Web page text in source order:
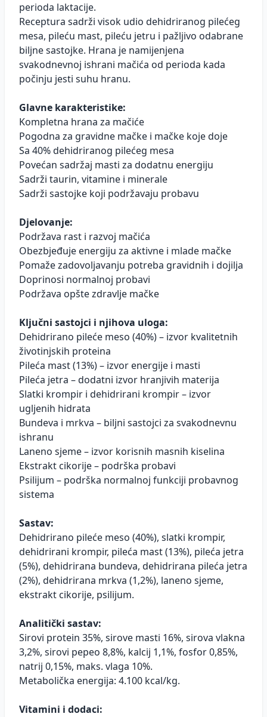
perioda laktacije.
Receptura sadrži visok udio dehidriranog pilećeg
mesa, pileću mast, pileću jetru i pažljivo odabrane
biljne sastojke. Hrana je namijenjena
svakodnevnoj ishrani mačića od perioda kada
počinju jesti suhu hranu.
Glavne karakteristike:
Kompletna hrana za mačiće
Pogodna za gravidne mačke i mačke koje doje
Sa 40% dehidriranog pilećeg mesa
Povećan sadržaj masti za dodatnu energiju
Sadrži taurin, vitamine i minerale
Sadrži sastojke koji podržavaju probavu
Djelovanje:
Podržava rast i razvoj mačića
Obezbjeđuje energiju za aktivne i mlade mačke
Pomaže zadovoljavanju potreba gravidnih i dojilja
Doprinosi normalnoj probavi
Podržava opšte zdravlje mačke
Ključni sastojci i njihova uloga:
Dehidrirano pileće meso (40%) – izvor kvalitetnih
životinjskih proteina
Pileća mast (13%) – izvor energije i masti
Pileća jetra – dodatni izvor hranjivih materija
Slatki krompir i dehidrirani krompir – izvor
ugljenih hidrata
Bundeva i mrkva – biljni sastojci za svakodnevnu
ishranu
Laneno sjeme – izvor korisnih masnih kiselina
Ekstrakt cikorije – podrška probavi
Psilijum – podrška normalnoj funkciji probavnog
sistema
Sastav:
Dehidrirano pileće meso (40%), slatki krompir,
dehidrirani krompir, pileća mast (13%), pileća jetra
(5%), dehidrirana bundeva, dehidrirana pileća jetra
(2%), dehidrirana mrkva (1,2%), laneno sjeme,
ekstrakt cikorije, psilijum.
Analitički sastav:
Sirovi protein 35%, sirove masti 16%, sirova vlakna
3,2%, sirovi pepeo 8,8%, kalcij 1,1%, fosfor 0,85%,
natrij 0,15%, maks. vlaga 10%.
Metabolička energija: 4.100 kcal/kg.
Vitamini i dodaci: